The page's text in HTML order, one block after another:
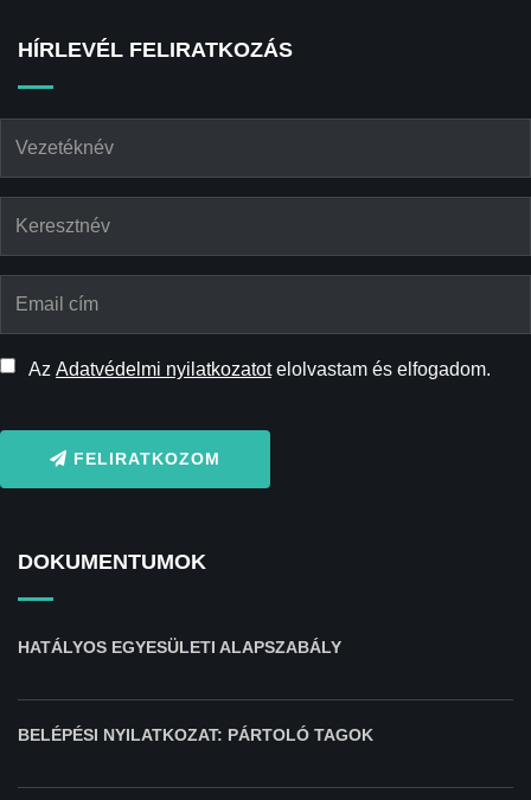
HÍRLEVÉL FELIRATKOZÁS
Az Adatvédelmi nyilatkozatotelolvastam és elfogadom.
FELIRATKOZOM
DOKUMENTUMOK
HATÁLYOS EGYESÜLETI ALAPSZABÁLY
BELÉPÉSI NYILATKOZAT: PÁRTOLÓ TAGOK